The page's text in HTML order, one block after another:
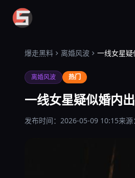
爆走黑料 离婚风波 一线女星
离婚风波 热门
一线女星疑似婚内
发布时间：2026-05-09 10:15来源